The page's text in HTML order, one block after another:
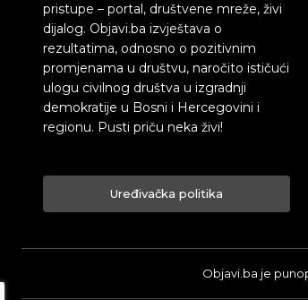
pristupe – portal, društvene mreže, živi
dijalog. Objavi.ba izvještava o
rezultatima, odnosno o pozitivnim
promjenama u društvu, naročito ističući
ulogu civilnog društva u izgradnji
demokratije u Bosni i Hercegovini i
regionu. Pusti priču neka živi!
Uređivačka politika
Objavi.ba je